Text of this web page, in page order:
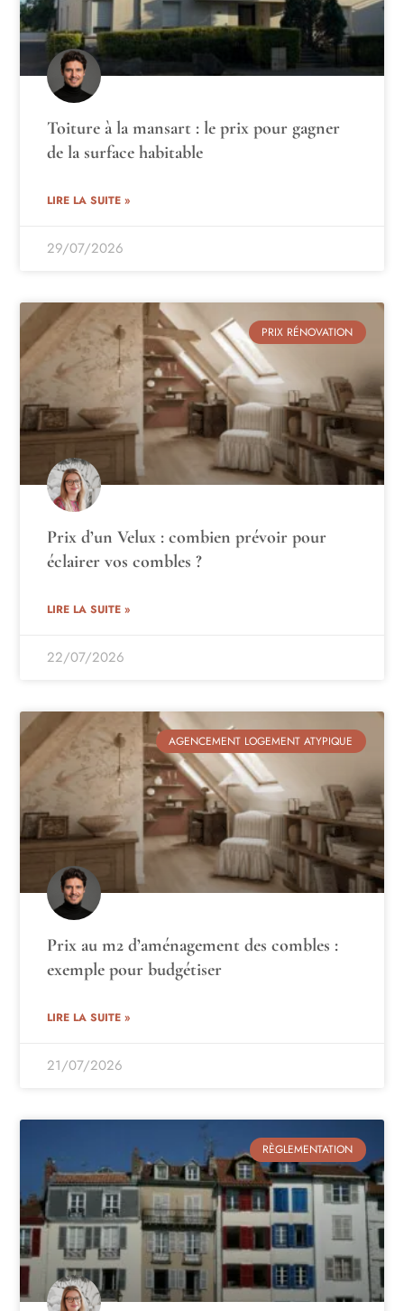
Toiture à la mansart : le prix pour gagner
de la surface habitable
LIRE LA SUITE »
29/07/2026
PRIX RÉNOVATION
Prix d’un Velux : combien prévoir pour
éclairer vos combles ?
LIRE LA SUITE »
22/07/2026
AGENCEMENT LOGEMENT ATYPIQUE
Prix au m2 d’aménagement des combles :
exemple pour budgétiser
LIRE LA SUITE »
21/07/2026
RÈGLEMENTATION